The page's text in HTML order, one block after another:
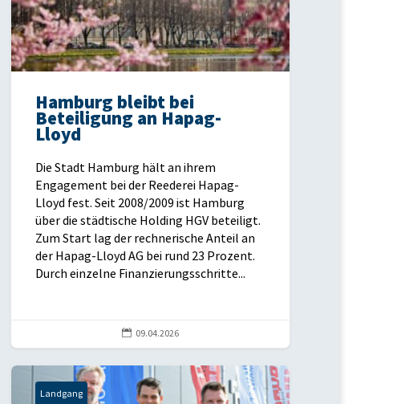
Hamburg bleibt bei
Beteiligung an Hapag-
Lloyd
Die Stadt Hamburg hält an ihrem
Engagement bei der Reederei Hapag-
Lloyd fest. Seit 2008/2009 ist Hamburg
über die städtische Holding HGV beteiligt.
Zum Start lag der rechnerische Anteil an
der Hapag-Lloyd AG bei rund 23 Prozent.
Durch einzelne Finanzierungsschritte...
 09.04.2026
Landgang